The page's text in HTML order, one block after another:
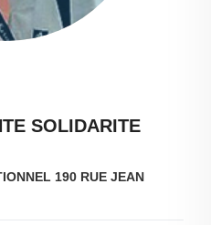
SOLIDARITE
190 RUE JEAN